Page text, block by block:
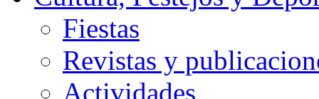
Fiestas
Revistas y
Actividades